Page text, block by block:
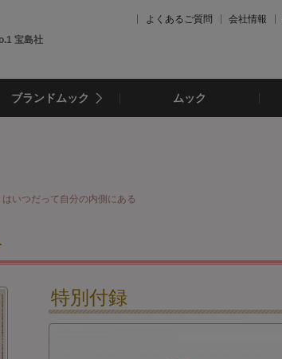
宝島社
よくあるご質問 会社情報
ブランドムック ムック
いつだって自分の内側にある
特別付録